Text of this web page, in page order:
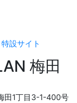
設サイト
梅田
田1丁目3-1-400号